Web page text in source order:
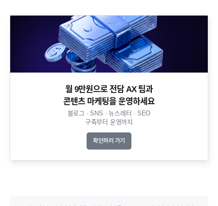
월 9만원으로 전담 AX 팀과
콘텐츠 마케팅을 운영하세요​
블로그 · SNS · 뉴스레터 · SEO
구축부터 운영까지​
확인하러 가기